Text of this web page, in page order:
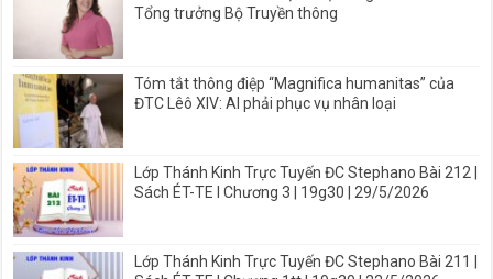
Tổng trưởng Bộ Truyền thông
Tóm tắt thông điệp “Magnifica humanitas” của
ĐTC Lêô XIV: AI phải phục vụ nhân loại
Lớp Thánh Kinh Trực Tuyến ĐC Stephano Bài 212 |
Sách ÉT-TE I Chương 3 | 19g30 | 29/5/2026
Lớp Thánh Kinh Trực Tuyến ĐC Stephano Bài 211 |